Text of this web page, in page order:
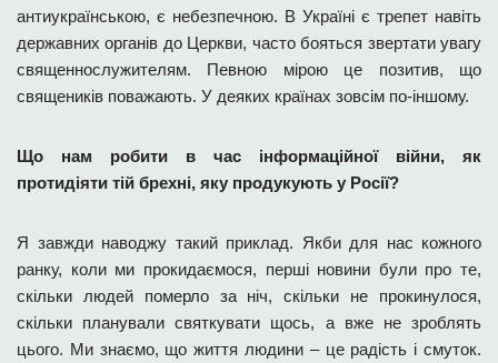
антиукраїнською, є небезпечною. В Україні є трепет навіть
державних органів до Церкви, часто бояться звертати увагу
священнослужителям. Певною мірою це позитив, що
священиків поважають. У деяких країнах зовсім по-іншому.
Що нам робити в час інформаційної війни, як
протидіяти тій брехні, яку продукують у Росії?
Я завжди наводжу такий приклад. Якби для нас кожного
ранку, коли ми прокидаємося, перші новини були про те,
скільки людей померло за ніч, скільки не прокинулося,
скільки планували святкувати щось, а вже не зроблять
цього. Ми знаємо, що життя людини – це радість і смуток.